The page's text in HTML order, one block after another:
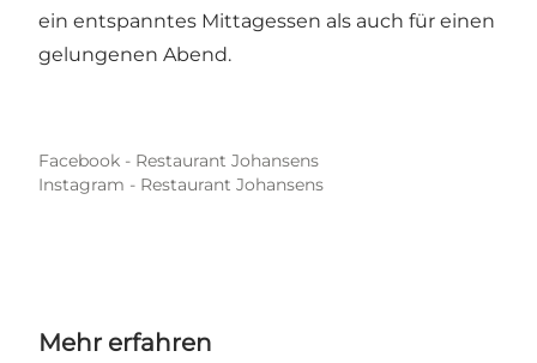
ein entspanntes Mittagessen als auch für einen
gelungenen Abend.
Facebook - Restaurant Johansens
Instagram - Restaurant Johansens
Mehr erfahren